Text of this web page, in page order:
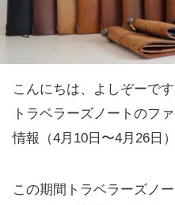
こんにちは、よしぞーです
トラベラーズノートのファ
情報（4月10日〜4月26日
この期間トラベラーズノ